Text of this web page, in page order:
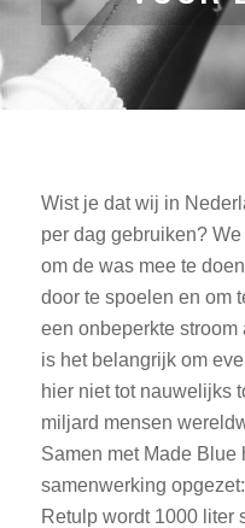
Wist je dat wij in
per dag gebruiken?
om de was mee te
door te spoelen en om
een onbeperkte
is het belangrijk om
hier niet tot nauwelijks
miljard mensen
Samen met Made
samenwerking
Retulp wordt 1000 liter